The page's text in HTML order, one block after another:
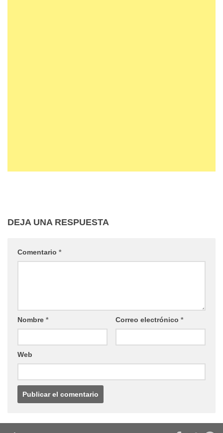
DEJA UNA RESPUESTA
Comentario *
Nombre * Correo electrónico *
Web